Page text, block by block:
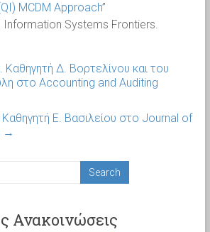
MCDM Approach”
Information Systems Frontiers.
Δ. Βορτελίνου και του
στο Accounting and Auditing
Ε. Βασιλείου στο Journal of
→
Ανακοινώσεις